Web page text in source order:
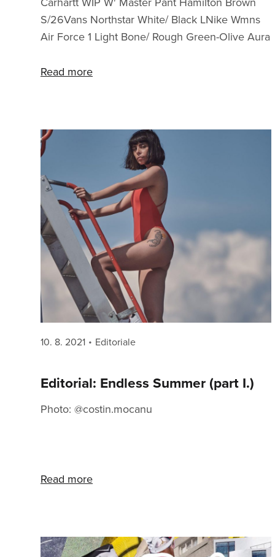
S/26Vans Northstar White/ Black LNike Wmns
Air Force 1 Light Bone/ Rough Green-Olive Aura
Model: @rdlfmonaPhoto: @rjanosjanosStyling: @
Read more
Posted
10. 8. 2021 Categories
Editoriale
Editorial: Endless Summer (part I.)
Photo: @costin.mocanu
Read more